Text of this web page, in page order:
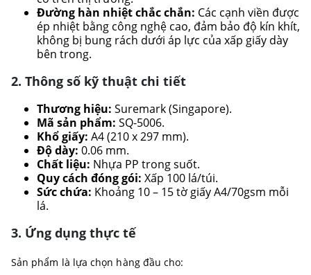
Đường hàn nhiệt chắc chắn: Các cạnh viền được
ép nhiệt bằng công nghệ cao, đảm bảo độ kín khít,
không bị bung rách dưới áp lực của xấp giấy dày
bên trong.
2. Thông số kỹ thuật chi tiết
Thương hiệu: Suremark (Singapore).
Mã sản phẩm: SQ-5006.
Khổ giấy: A4 (210 x 297 mm).
Độ dày: 0.06 mm.
Chất liệu: Nhựa PP trong suốt.
Quy cách đóng gói: Xấp 100 lá/túi.
Sức chứa: Khoảng 10 – 15 tờ giấy A4/70gsm mỗi
lá.
3. Ứng dụng thực tế
Sản phẩm là lựa chọn hàng đầu cho: